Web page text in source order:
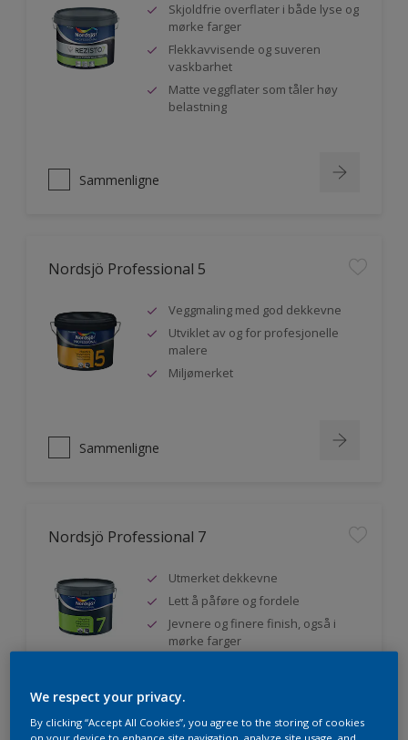
Skjoldfrie overflater i både lyse og
mørke farger
Flekkavvisende og suveren
vaskbarhet
Matte veggflater som tåler høy
belastning
Sammenligne
Nordsjö Professional 5
Veggmaling med god dekkevne
Utviklet av og for profesjonelle
malere
Miljømerket
Sammenligne
Nordsjö Professional 7
Utmerket dekkevne
Lett å påføre og fordele
Jevnere og finere finish, også i
mørke farger
Sammenligne
We respect your privacy.
By clicking “Accept All Cookies”, you agree to the storing of cookies